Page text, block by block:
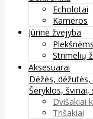
Echolotai
Kameros
Jūrinė žvejyba
Plekšnėms
Strimelių
Aksesuarai
Dėžės, dėžutės,
Šėryklos, švinai,
Dvišakiai
Trišakiai